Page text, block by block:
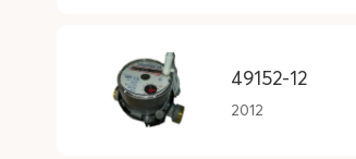
49152-12
2012